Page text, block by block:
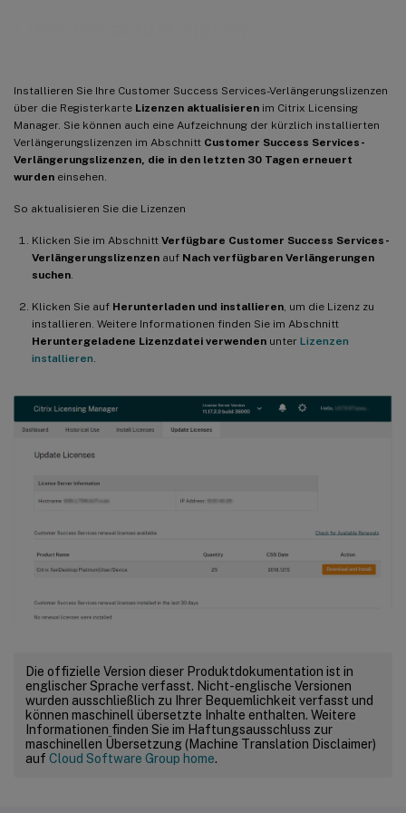
Installieren Sie Ihre Customer Success Services-Verlängerungslizenzen
über die Registerkarte Lizenzen aktualisieren im Citrix Licensing
Manager. Sie können auch eine Aufzeichnung der kürzlich installierten
Verlängerungslizenzen im Abschnitt Customer Success Services-
Verlängerungslizenzen, die in den letzten 30 Tagen erneuert
wurden einsehen.
So aktualisieren Sie die Lizenzen
Klicken Sie im Abschnitt Verfügbare Customer Success Services-
Verlängerungslizenzen auf Nach verfügbaren Verlängerungen
suchen
Klicken Sie auf Herunterladen und installieren , um die Lizenz zu
installieren. Weitere Informationen finden Sie im Abschnitt
Heruntergeladene Lizenzdatei verwenden unter Lizenzen
installieren
Die offizielle Version dieser Produktdokumentation ist in
englischer Sprache verfasst. Nicht-englische Versionen
wurden ausschließlich zu Ihrer Bequemlichkeit verfasst und
können maschinell übersetzte Inhalte enthalten. Weitere
Informationen finden Sie im Haftungsausschluss zur
maschinellen Übersetzung (Machine Translation Disclaimer)
auf Cloud Software Group home.